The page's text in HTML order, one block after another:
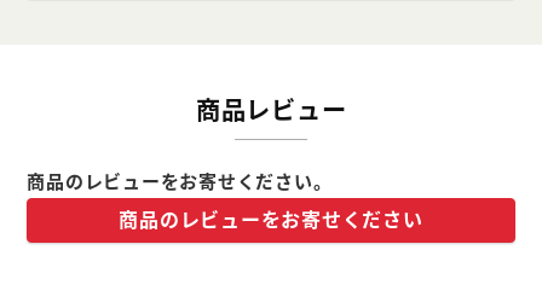
商品レビュー
商品のレビューをお寄せください。
商品のレビューをお寄せください